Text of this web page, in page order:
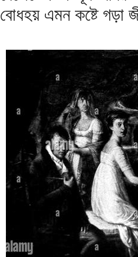
বোধহয় এমন কষ্টে গড়া